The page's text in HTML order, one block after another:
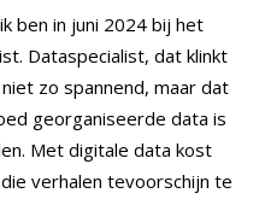
ben in juni 2024 bij het
Dataspecialist, dat klinkt
zo spannend, maar dat
georganiseerde data is
Met digitale data kost
verhalen tevoorschijn te